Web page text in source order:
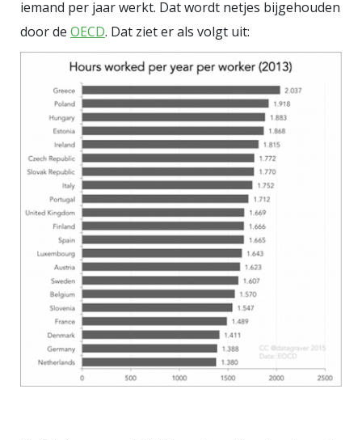
iemand per jaar werkt. Dat wordt netjes bijgehouden
door de OECD. Dat ziet er als volgt uit: